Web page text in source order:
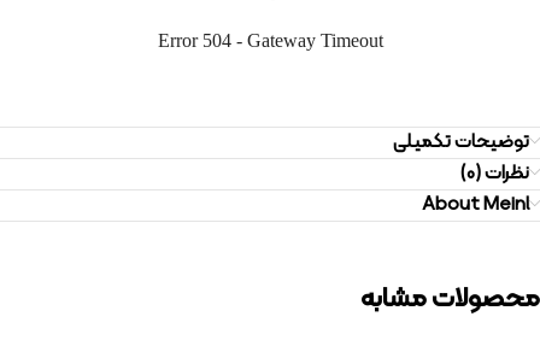
توضیحات تکمیلی
نظرات (0)
About Meinl
محصولات مشابه